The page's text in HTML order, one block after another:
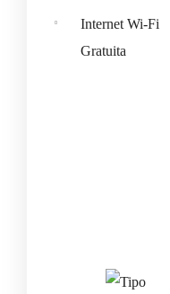
Internet Wi-Fi
Gratuita